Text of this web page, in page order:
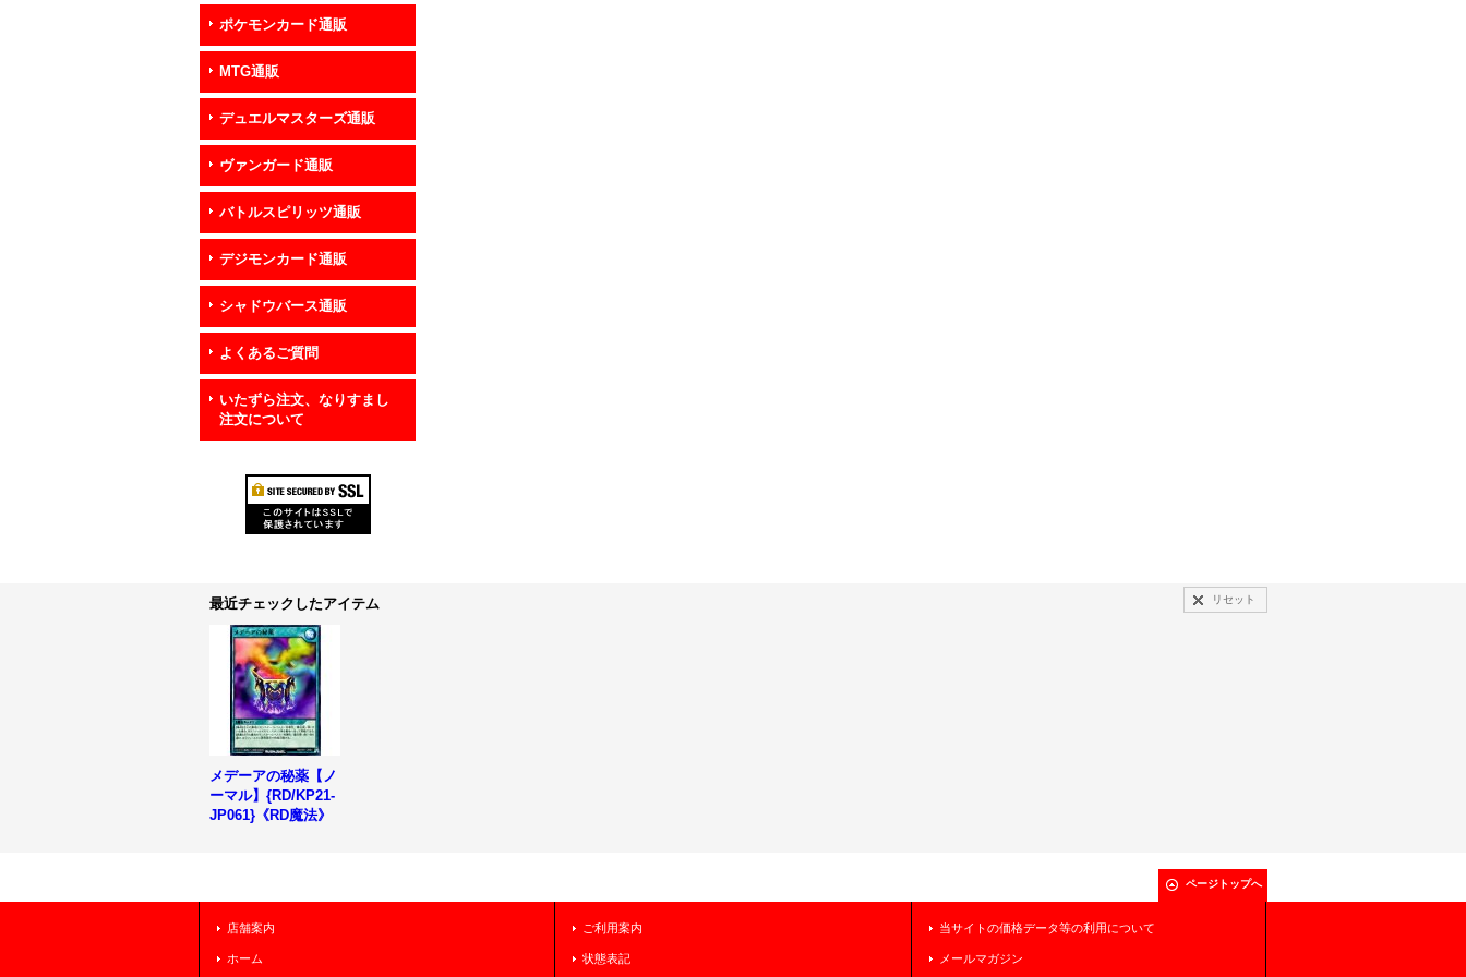
ポケモンカード通販
MTG通販
デュエルマスターズ通販
ヴァンガード通販
バトルスピリッツ通販
デジモンカード通販
シャドウバース通販
よくあるご質問
いたずら注文、なりすまし
注文について
最近チェックしたアイテム リセット
メデーアの秘薬【ノ
ーマル】{RD/KP21-
JP061}《RD魔法》
ページトップへ
店舗案内
ホーム
ご利用案内
状態表記
当サイトの価格データ等の利用について
メールマガジン